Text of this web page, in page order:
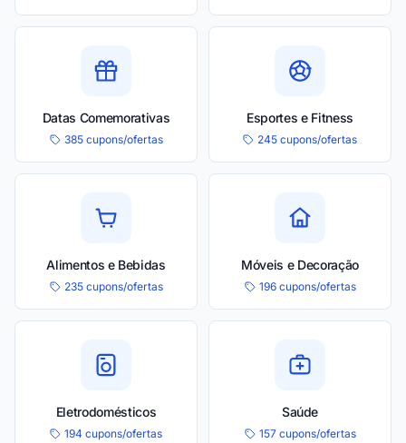
Datas Comemorativas
385 cupons/ofertas
Esportes e Fitness
245 cupons/ofertas
Alimentos e Bebidas
235 cupons/ofertas
Móveis e Decoração
196 cupons/ofertas
Eletrodomésticos
194 cupons/ofertas
Saúde
157 cupons/ofertas